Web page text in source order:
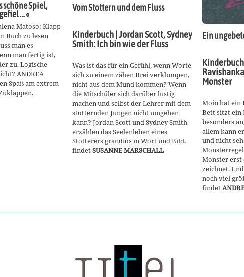
schöne Spiel,
… «
Matoso: Klapp
Buch zu lesen
man es
man fertig ist,
zu. Logische
ANDREA
Spaß am extrem
Vom Stottern und dem Fluss
Kinderbuch | Jordan Scott, Sydney
Smith: Ich bin wie der Fluss
Was ist das für ein Gefühl, wenn Worte
sich zu einem zähen Brei verklumpen,
nicht aus dem Mund kommen? Wenn
die Mitschüler sich darüber lustig
machen und selbst der Lehrer mit dem
stotternden Jungen nicht umgehen
kann? Jordan Scott und Sydney Smith
erzählen das Seelenleben eines
Stotterers grandios in Wort und Bild,
findetSUSANNE MARSCHALL
Ein
Monster
Moin hat ein
Bett sitzt ein
besonders
allem kann
und nicht
Monster erst
zeichnet.
noch viel
findet